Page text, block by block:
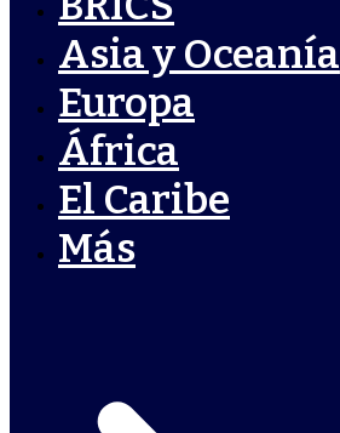
Asia y Oceanía
Europa
África
El Caribe
Más